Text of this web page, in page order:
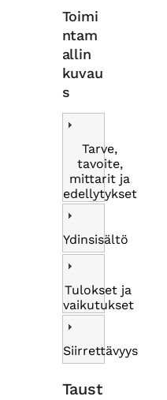
Toimi
ntam
allin
kuvau
s
Tarve,
tavoite,
mittarit ja
edellytykset
Ydinsisältö
Tulokset ja
vaikutukset
Siirrettävyys
Taust